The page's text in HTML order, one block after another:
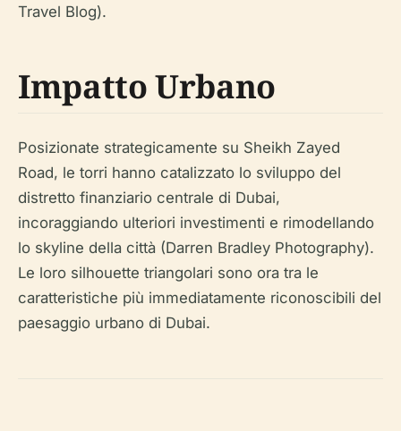
Travel Blog).
Impatto Urbano
Posizionate strategicamente su Sheikh Zayed
Road, le torri hanno catalizzato lo sviluppo del
distretto finanziario centrale di Dubai,
incoraggiando ulteriori investimenti e rimodellando
lo skyline della città (Darren Bradley Photography).
Le loro silhouette triangolari sono ora tra le
caratteristiche più immediatamente riconoscibili del
paesaggio urbano di Dubai.